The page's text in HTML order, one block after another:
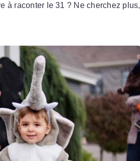
à raconter le 31 ? Ne cherchez plus,